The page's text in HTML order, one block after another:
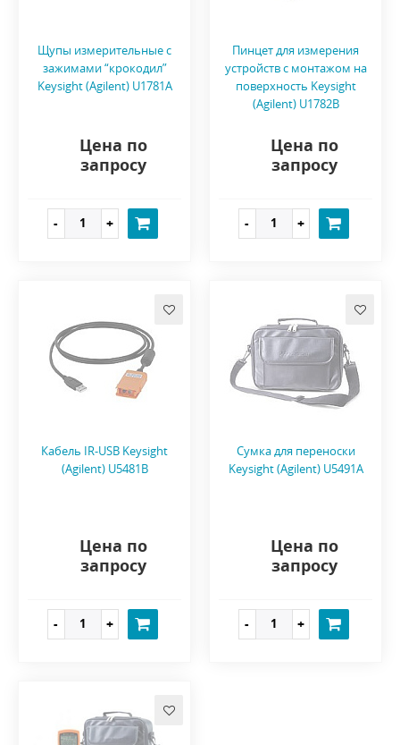
Щупы измерительные c
зажимами “крокодил”
Keysight (Agilent) U1781A
Цена по
запросу
Пинцет для измерения
устройств с монтажом на
поверхность Keysight
(Agilent) U1782B
Цена по
запросу
Кабель IR-USB Keysight
(Agilent) U5481B
Цена по
запросу
Сумка для переноски
Keysight (Agilent) U5491A
Цена по
запросу